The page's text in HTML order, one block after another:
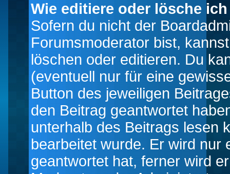
Wie editiere oder lösche
Sofern du nicht der
Forumsmoderator bist,
löschen oder editieren. Du
(eventuell nur für eine
Button des jeweiligen
den Beitrag geantwortet
unterhalb des Beitrags lesen
bearbeitet wurde. Er wird nur
geantwortet hat, ferner wird